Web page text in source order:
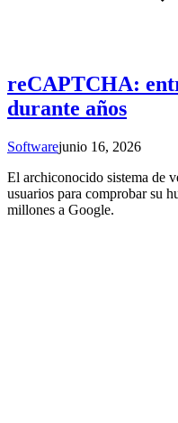
reCAPTCHA:
durante años
Softwarejunio 16, 2026
El archiconocido sistema de
usuarios para comprobar su
millones a Google.